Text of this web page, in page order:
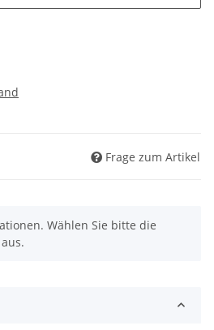
Frage zum Artikel
Wählen Sie bitte die